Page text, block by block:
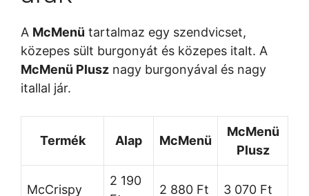
A McMenü tartalmaz egy szendvicset,
közepes sült burgonyát és közepes italt. A
McMenü Plusz nagy burgonyával és nagy
itallal jár.
Termék Alap McMenü
McMenü
Plusz
McCrispy
2 190
2 880 Ft 3 070 Ft